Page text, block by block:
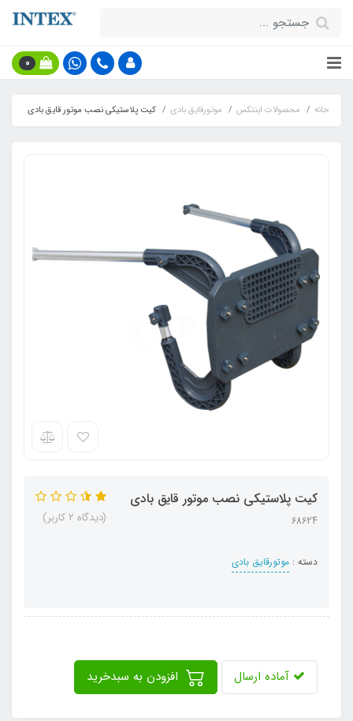
0
خانه محصولات اینتکس موتورقایق بادی کیت پلاستیکی نصب موتور قایق بادی
کیت پلاستیکی نصب موتور قایق بادی
68624
دسته : موتورقایق بادی
(دیدگاه 2 کاربر)
آماده ارسال